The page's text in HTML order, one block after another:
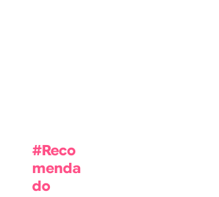
#Reco
menda
do